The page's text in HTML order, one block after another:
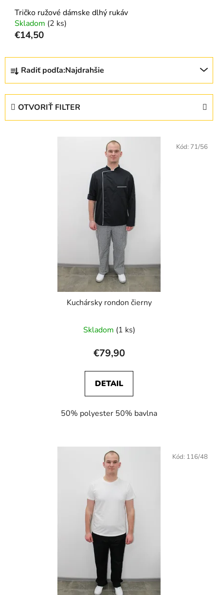
Tričko ružové dámske dlhý rukáv
Skladom (2 ks)
€14,50
R
d
Radiť podľa:Najdrahšie
OTVORIŤ FILTER
Kuchársky rondon čierny
Skladom (1 ks)
€79,90
DETAIL
50% polyester 50% bavlna
Kód: 71/56
Kód: 116/48